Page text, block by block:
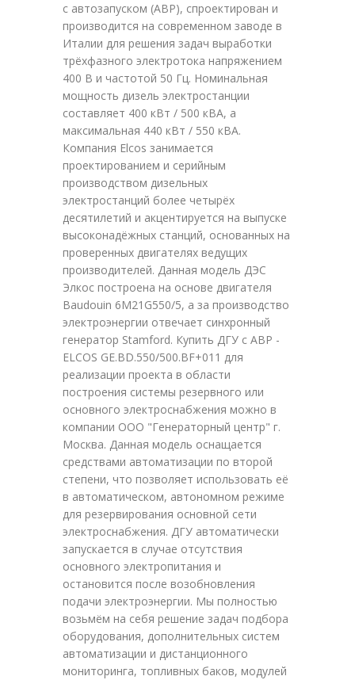
с автозапуском (АВР), спроектирован и
производится на современном заводе в
Италии для решения задач выработки
трёхфазного электротока напряжением
400 В и частотой 50 Гц. Номинальная
мощность дизель электростанции
составляет 400 кВт / 500 кВА, а
максимальная 440 кВт / 550 кВА.
Компания Elcos занимается
проектированием и серийным
производством дизельных
электростанций более четырёх
десятилетий и акцентируется на выпуске
высоконадёжных станций, основанных на
проверенных двигателях ведущих
производителей. Данная модель ДЭС
Элкос построена на основе двигателя
Baudouin 6M21G550/5, а за производство
электроэнергии отвечает синхронный
генератор Stamford. Купить ДГУ с АВР -
ELCOS GE.BD.550/500.BF+011 для
реализации проекта в области
построения системы резервного или
основного электроснабжения можно в
компании ООО "Генераторный центр" г.
Москва. Данная модель оснащается
средствами автоматизации по второй
степени, что позволяет использовать её
в автоматическом, автономном режиме
для резервирования основной сети
электроснабжения. ДГУ автоматически
запускается в случае отсутствия
основного электропитания и
остановится после возобновления
подачи электроэнергии. Мы полностью
возьмём на себя решение задач подбора
оборудования, дополнительных систем
автоматизации и дистанционного
мониторинга, топливных баков, модулей